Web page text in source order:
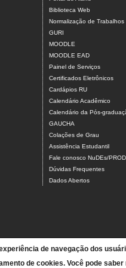
Biblioteca Web
Normalização de Trabalhos
GURI
MOODLE
MOODLE EAD
Painel de Serviços
Certificados Eletrônicos
Cardápios RU
Calendário Acadêmico
Calendário da Pós-
GAUCHA
Colações de Grau
Assistência Estudantil
Fale conosco NuDEs/
Dúvidas Frequentes
Dados Abertos
de navegação dos
de cookies. Você pode